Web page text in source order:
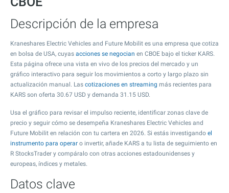
Descripción de la empresa
Kraneshares Electric Vehicles and Future Mobilit es una empresa que cotiza
en bolsa de USA, cuyas acciones se negocian en CBOE bajo el ticker KARS.
Esta página ofrece una vista en vivo de los precios del mercado y un
gráfico interactivo para seguir los movimientos a corto y largo plazo sin
actualización manual. Las cotizaciones en streaming más recientes para
KARS son oferta 30.67 USD y demanda 31.15 USD.
Usa el gráfico para revisar el impulso reciente, identificar zonas clave de
precio y seguir cómo se desempeña Kraneshares Electric Vehicles and
Future Mobilit en relación con tu cartera en 2026. Si estás investigando el
instrumento para operar o invertir, añade KARS a tu lista de seguimiento en
R StocksTrader y compáralo con otras acciones estadounidenses y
europeas, índices y metales.
Datos clave